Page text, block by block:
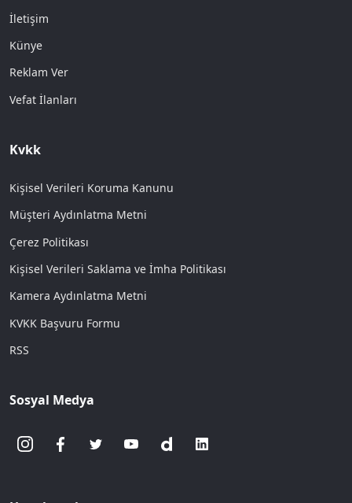
İletişim
Künye
Reklam Ver
Vefat İlanları
Kvkk
Kişisel Verileri Koruma Kanunu
Müşteri Aydınlatma Metni
Çerez Politikası
Kişisel Verileri Saklama ve İmha Politikası
Kamera Aydınlatma Metni
KVKK Başvuru Formu
RSS
Sosyal Medya